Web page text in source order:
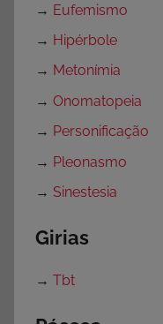
→ Eufemismo
→ Hipérbole
→ Metonímia
→ Onomatopeia
→ Personificação
→ Pleonasmo
→ Sinestesia
Girias
→ Tbt